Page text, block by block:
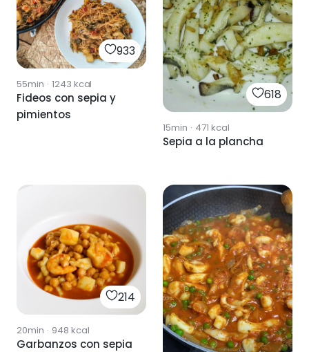
933
55min · 1243 kcal
Fideos con sepia y
pimientos
618
15min · 471 kcal
Sepia a la plancha
214
20min · 948 kcal
Garbanzos con sepia